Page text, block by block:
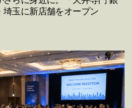
玉に新店舗をオープン